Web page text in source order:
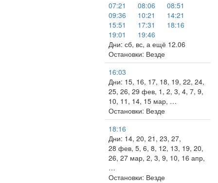
07:21
08:06
08:51
09:36
10:21
14:21
15:51
17:31
18:16
19:01
19:46
Дни: сб, вс, а ещё 12.06
Остановки: Везде
16:03
Дни: 15, 16, 17, 18, 19, 22, 24,
25, 26, 29 фев, 1, 2, 3, 4, 7, 9,
10, 11, 14, 15 мар, …
Остановки: Везде
18:16
Дни: 14, 20, 21, 23, 27,
28 фев, 5, 6, 8, 12, 13, 19, 20,
26, 27 мар, 2, 3, 9, 10, 16 апр,
…
Остановки: Везде